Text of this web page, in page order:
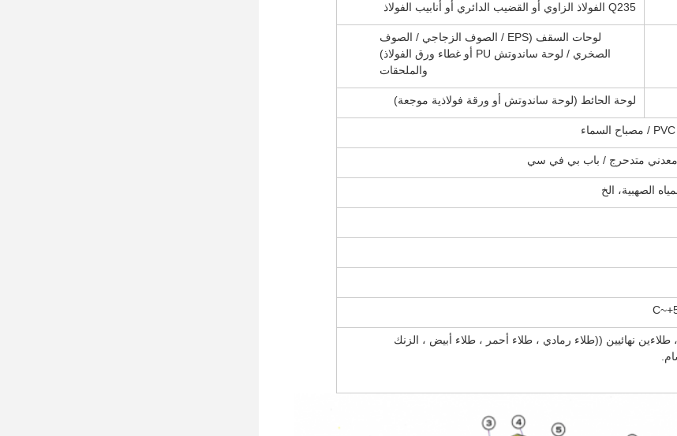
Q235 الفولاذ الزاوي أو القضيب الدائري أو أنابيب الفولاذ
لوحات السقف (EPS / الصوف الزجاجي / الصوف
الصخري / لوحة ساندوتش PU أو غطاء ورق الفولاذ)
والملحقات
لوحة الحائط (لوحة ساندوتش أو ورقة فولاذية موجعة)
معدني متدحرج / باب بي في سي
الصهبية، الخ
طلاءين نهائيين ((طلاء رمادي ، طلاء أحمر ، طلاء أبيض ، الزنك